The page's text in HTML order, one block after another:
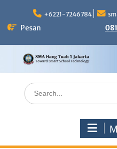
content
+6221-7246784
Pesan
Search
for: